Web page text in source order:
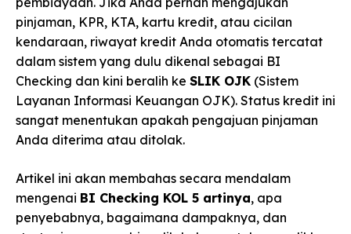
pinjaman, KPR, KTA, kartu kredit, atau cicilan
kendaraan, riwayat kredit Anda otomatis tercatat
dalam sistem yang dulu dikenal sebagai BI
Checking dan kini beralih ke SLIK OJK (Sistem
Layanan Informasi Keuangan OJK). Status kredit ini
sangat menentukan apakah pengajuan pinjaman
Anda diterima atau ditolak.
Artikel ini akan membahas secara mendalam
mengenai BI Checking KOL 5 artinya, apa
penyebabnya, bagaimana dampaknya, dan